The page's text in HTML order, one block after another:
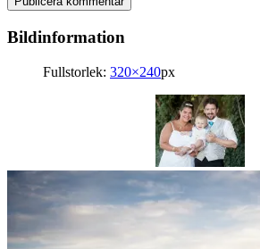
Bildinformation
Fullstorlek: 320×240px